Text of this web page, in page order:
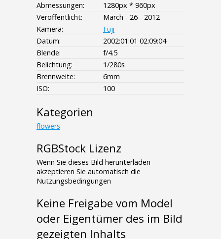
Abmessungen:
1280px * 960px
Veröffentlicht:
March - 26 - 2012
Kamera:
Fuji
Datum:
2002:01:01 02:09:04
Blende:
f/4.5
Belichtung:
1/280s
Brennweite:
6mm
ISO:
100
Kategorien
flowers
RGBStock Lizenz
Wenn Sie dieses Bild herunterladen
akzeptieren Sie automatisch die
Nutzungsbedingungen
Keine Freigabe vom Model
oder Eigentümer des im Bild
gezeigten Inhalts